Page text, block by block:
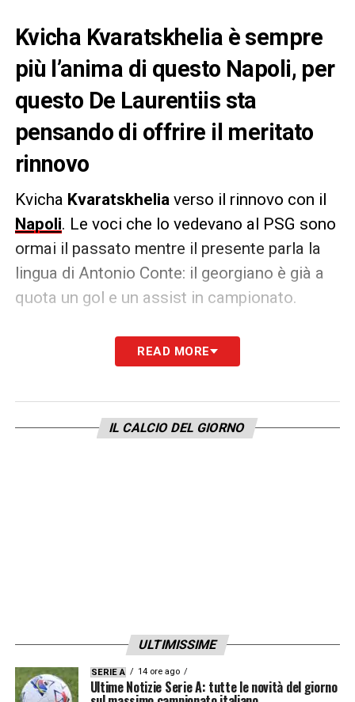
Kvicha Kvaratskhelia è sempre
più l’anima di questo Napoli, per
questo De Laurentiis sta
pensando di offrire il meritato
rinnovo
Kvicha Kvaratskhelia verso il rinnovo con il
Napoli. Le voci che lo vedevano al PSG sono
ormai il passato mentre il presente parla la
lingua di Antonio Conte: il georgiano è già a
quota un gol e un assist in campionato.
Cronache di Napoli, il giocatore
sarebbe pensando di comprare una casa in
, ma l’ingaggio di 1,8 milioni a
READ MORE
IL CALCIO DEL GIORNO
ULTIMISSIME
SERIE A 14 ore ago
Ultime Notizie Serie A: tutte le novità del giorno